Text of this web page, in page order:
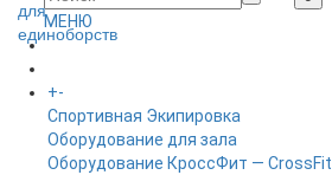
МЕНЮ
ГЛАВНАЯ
+-
Спортивная Экипировка
Оборудование для зала
Оборудование КроссФит — CrossFit